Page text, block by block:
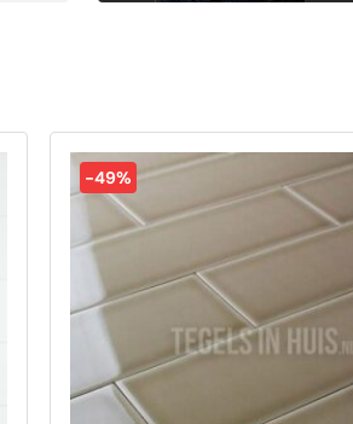
-49%